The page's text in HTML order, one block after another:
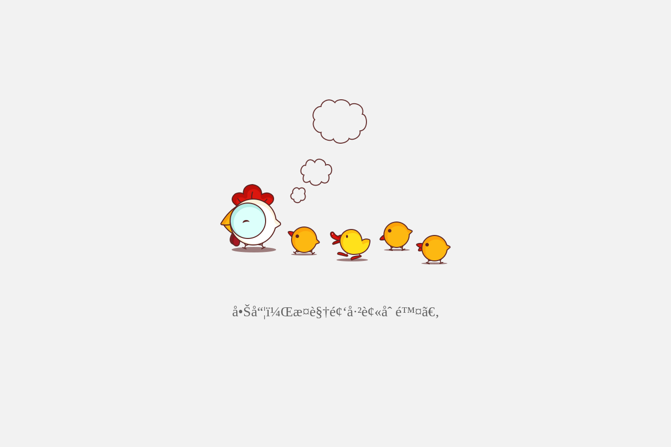
å•Šå“¦ï¼Œæ­¤è§†é¢‘å·²è¢«åˆ é™¤ã€‚